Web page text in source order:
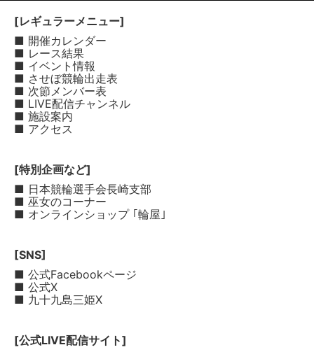
[レギュラーメニュー]
■ 開催カレンダー
■ レース結果
■ イベント情報
■ させぼ競輪出走表
■ 次節メンバー表
■ LIVE配信チャンネル
■ 施設案内
■ アクセス
[特別企画など]
■ 日本競輪選手会長崎支部
■ 巫女のコーナー
■ オンラインショップ ｢輪屋｣
[SNS]
■ 公式Facebookページ
■ 公式X
■ 九十九島三姫X
[公式LIVE配信サイト]